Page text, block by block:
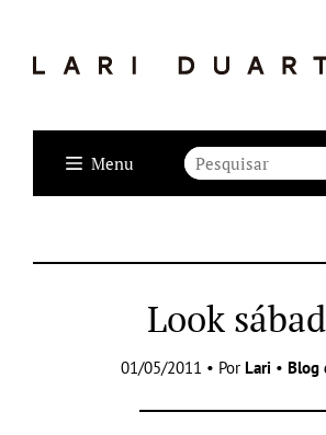
Menu
Look
01/05/2011 • Por Lari • Blog